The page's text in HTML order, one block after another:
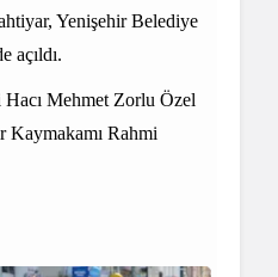
Yenişehir Belediye
açıldı.
Hacı Mehmet Zorlu Özel
Kaymakamı Rahmi